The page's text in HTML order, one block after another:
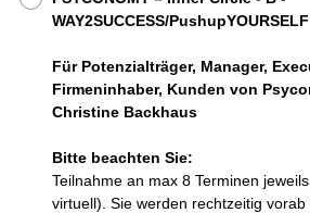
WAY2SUCCESS/PushupYOURSELF
Für Potenzialträger, Manager,
Firmeninhaber, Kunden von
Christine Backhaus
Bitte beachten Sie:
Teilnahme an max 8 Terminen jeweils 120 min (Präsenz und
virtuell). Sie werden rechtzeitig